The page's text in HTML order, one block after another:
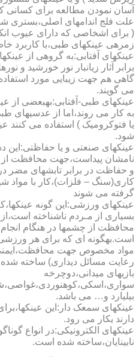
آسان نمودن مطالعه برای
علت فلج اندامهای اصلی،بستری
( برای اشخاصی که دارای عیوب
زمره­ی عینکهای طبی،با
عینکهای آفتابی:به گروهی از
برابر آثار زیانبار نور خورشید و
گاهی هم جهت زیبایی مورد
می گویند.
عینکهای طبی-آفتابی:به­بعضی
به کار می روند،اما از عدسیهای
یا فتوکرومیک ) استفاده می کنند
شود.
عینکهای صنعتی و یا حفاظتی:این
نامشان پیداست،جهت محافظت از
و حفاظت در برابر تابشهای مضر
کاری(سنگ – فلزات)،کار با مواد
گرفته می شوند
عینکهای ورزشی:این گونه
بسیاری از مـردم ناشناخته است،از
محافظت از چشمها در هنگام
است.به­گونه ای که برای هر
مواد مخصوص جهت محافظت،ایمنی
رعایت مسائل دیداری) ساخته شده
بازیهای میدانی،دوچرخه
بیلیارد و… می باشد.
عینکهای سمعک دار:این
دارند بکار می رود.
عینکهای الکترونیکی:در انواع
نابینایان،ساخته شده است.